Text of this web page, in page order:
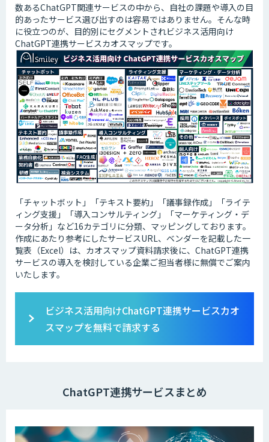
数あるChatGPT関連サービスの中から、自社の課題や導入の目
的あったサービス選び出すのは容易ではありません。そんな時
に役立つのが、目的別にセグメントされビジネス活用向け
ChatGPT連携サービスカオスマップです。
「チャットボット」「テキスト要約」「議事録作成」「ライテ
ィング支援」「導入コンサルティング」「マーケティング・デ
ータ分析」など16カテゴリに分類、マッピングしております。
作成にあたり参考にしたサービスURL、ベンダーを記載した一
覧表（Excel）は、カオスマップ資料請求後に、ChatGPT連携
サービスの導入を検討している企業ご担当者様に無償でご案内
いたします。
ビジネス活用向けChatGPT連携サービスカオ
スマップを無料で請求する
ChatGPT連携サービスまとめ